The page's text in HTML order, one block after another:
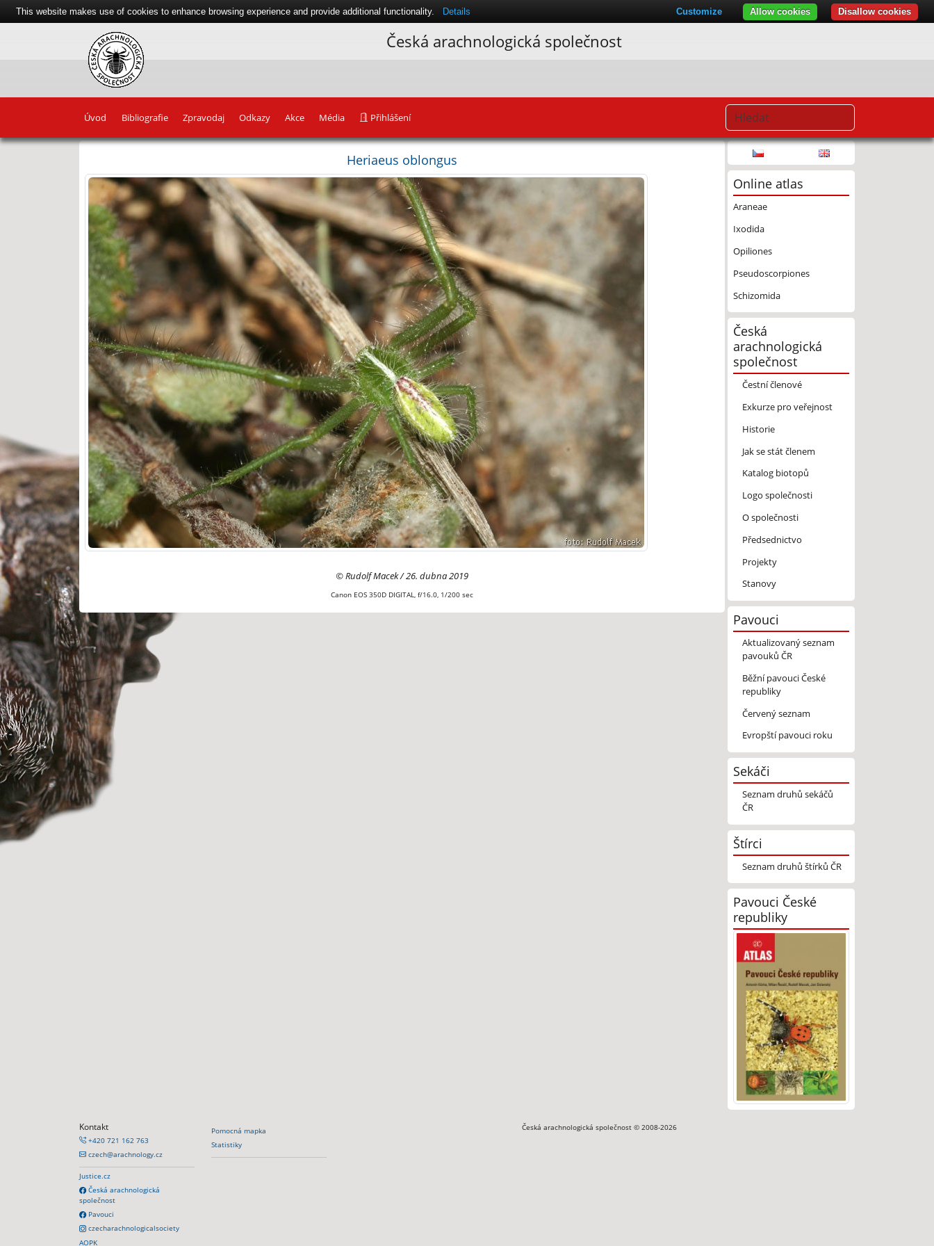
Česká arachnologická společnost
Úvod Bibliografie Zpravodaj Odkazy Akce Média Přihlášení
Heriaeus oblongus
© Rudolf Macek / 26. dubna 2019
Canon EOS 350D DIGITAL, f/16.0, 1/200 sec
Online atlas
Araneae
Ixodida
Opiliones
Pseudoscorpiones
Schizomida
Česká
arachnologická
společnost
Čestní členové
Exkurze pro veřejnost
Historie
Jak se stát členem
Katalog biotopů
Logo společnosti
O společnosti
Předsednictvo
Projekty
Stanovy
Pavouci
Aktualizovaný seznam
pavouků ČR
Běžní pavouci České
republiky
Červený seznam
Evropští pavouci roku
Sekáči
Seznam druhů sekáčů
ČR
Štírci
Seznam druhů štírků ČR
Pavouci České
republiky
Kontakt
+420 721 162 763
czech@arachnology.cz
Justice.cz
Česká arachnologická
společnost
Pavouci
czecharachnologicalsociety
AOPK
Pomocná mapka
Statistiky
Česká arachnologická společnost © 2008-2026
This website makes use of cookies to enhance browsing experience and provide additional functionality. Details Disallow cookies
Allow cookies
Customize